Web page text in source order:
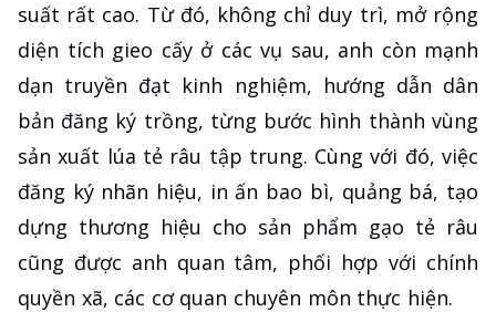
suất rất cao. Từ đó, không chỉ duy trì, mở rộng
diện tích gieo cấy ở các vụ sau, anh còn mạnh
dạn truyền đạt kinh nghiệm, hướng dẫn dân
bản đăng ký trồng, từng bước hình thành vùng
sản xuất lúa tẻ râu tập trung. Cùng với đó, việc
đăng ký nhãn hiệu, in ấn bao bì, quảng bá, tạo
dựng thương hiệu cho sản phẩm gạo tẻ râu
cũng được anh quan tâm, phối hợp với chính
quyền xã, các cơ quan chuyên môn thực hiện.